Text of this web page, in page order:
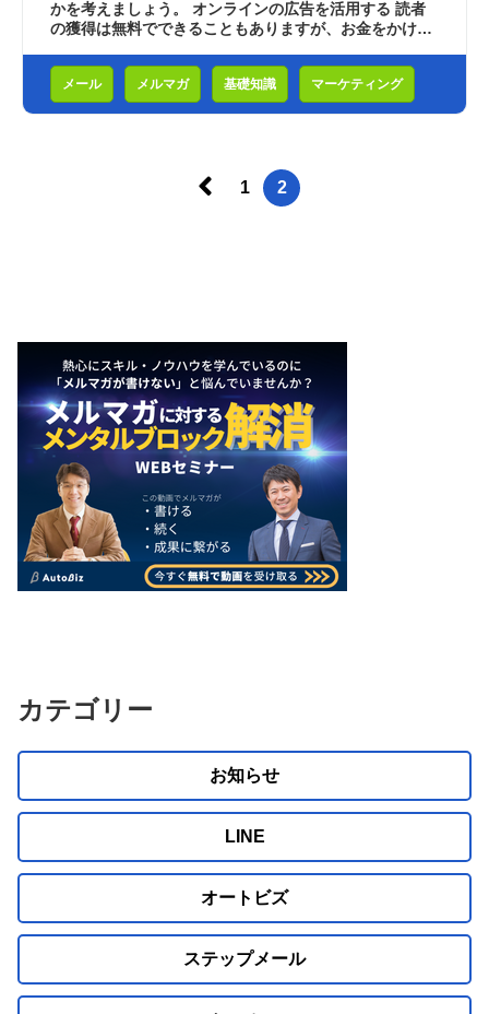
かを考えましょう。 オンラインの広告を活用する 読者
の獲得は無料でできることもありますが、お金をかけて
メール メルマガ 基礎知識 マーケティング
前
へ
1 2
カテゴリー
お知らせ
LINE
オートビズ
ステップメール